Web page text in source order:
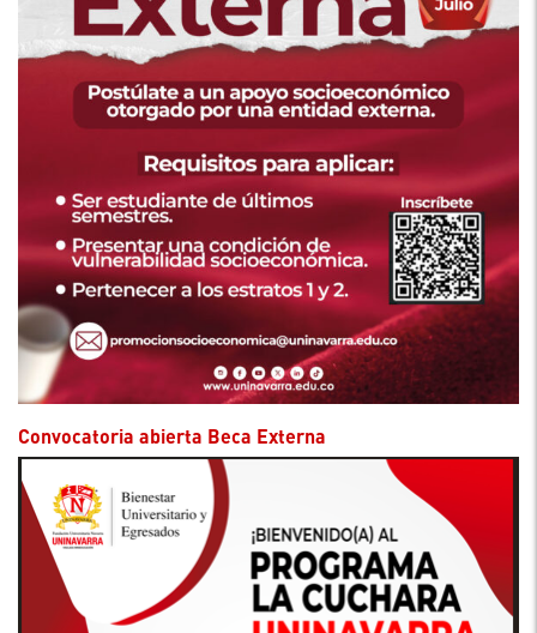
Convocatoria abierta Beca Externa